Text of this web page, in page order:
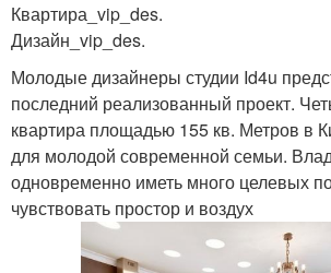
Квартира_vip_des.
Дизайн_vip_des.
Молодые дизайнеры студии Id4u
последний реализованный проект.
квартира площадью 155 кв. Метров в
для молодой современной семьи.
одновременно иметь много целевых
чувствовать простор и воздух